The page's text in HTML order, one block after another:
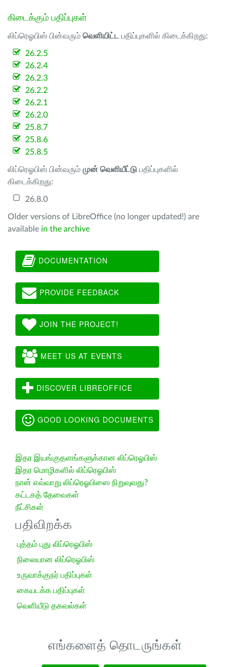
கிடைக்கும் பதிப்புகள்
லிப்ரெஓபிஸ் பின்வரும் வெளியிட்ட பதிப்புகளில் கிடைக்கிறது:
26.2.5
26.2.4
26.2.3
26.2.2
26.2.1
26.2.0
25.8.7
25.8.6
25.8.5
லிப்ரெஓபிஸ் பின்வரும் முன் வெளியீட்டு பதிப்புகளில்
கிடைக்கிறது:
26.8.0
Older versions of LibreOffice (no longer updated!) are
available in the archive
DOCUMENTATION
PROVIDE FEEDBACK
JOIN THE PROJECT!
MEET US AT EVENTS
DISCOVER LIBREOFFICE
GOOD LOOKING DOCUMENTS
இதர இயங்குதளங்களுக்கான லிப்ரெஓபிஸ்
இதர மொழிகளில் லிப்ரெஓபிஸ்
நான் எவ்வாறு லிப்ரெஓபிஸை நிறுவுவது?
கட்டகத் தேவைகள்
நீட்சிகள்
பதிவிறக்க
புத்தம் புது லிப்ரெஓபிஸ்
நிலையான லிப்ரெஓபிஸ்
உருவாக்குநர் பதிப்புகள்
கையடக்க பதிப்புகள்
வெளியீடு தகவல்கள்
எங்களைத் தொடருங்கள்